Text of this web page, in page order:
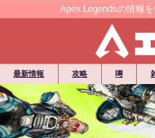
Apex Legendsの情報
最新情報 攻略 噂